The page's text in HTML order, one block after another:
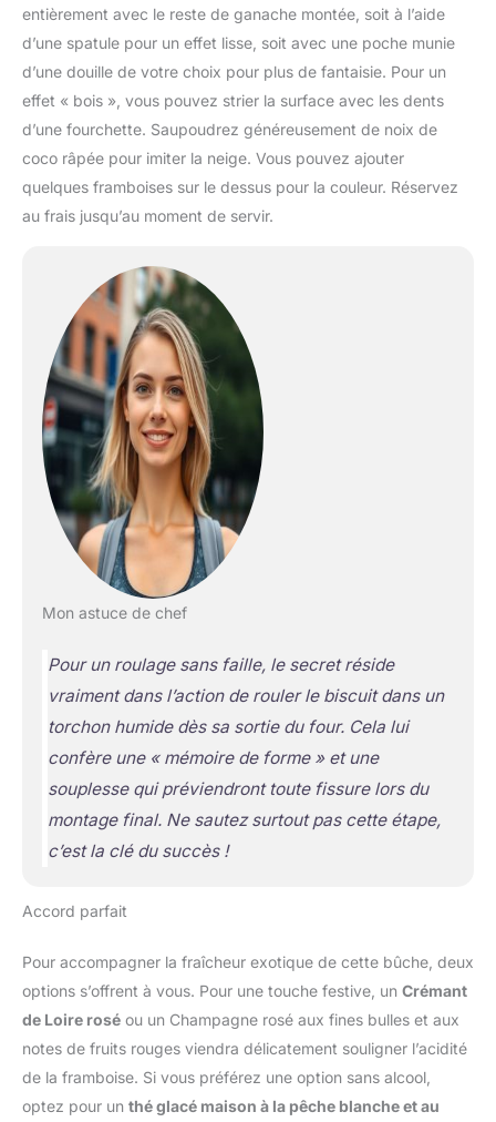
entièrement avec le reste de ganache montée, soit à l’aide
d’une spatule pour un effet lisse, soit avec une poche munie
d’une douille de votre choix pour plus de fantaisie. Pour un
effet « bois », vous pouvez strier la surface avec les dents
d’une fourchette. Saupoudrez généreusement de noix de
coco râpée pour imiter la neige. Vous pouvez ajouter
quelques framboises sur le dessus pour la couleur. Réservez
au frais jusqu’au moment de servir.
Mon astuce de chef
Pour un roulage sans faille, le secret réside
vraiment dans l’action de rouler le biscuit dans un
torchon humide dès sa sortie du four. Cela lui
confère une « mémoire de forme » et une
souplesse qui préviendront toute fissure lors du
montage final. Ne sautez surtout pas cette étape,
c’est la clé du succès !
Accord parfait
Pour accompagner la fraîcheur exotique de cette bûche, deux
options s’offrent à vous. Pour une touche festive, un Crémant
de Loire rosé ou un Champagne rosé aux fines bulles et aux
notes de fruits rouges viendra délicatement souligner l’acidité
de la framboise. Si vous préférez une option sans alcool,
optez pour un thé glacé maison à la pêche blanche et au